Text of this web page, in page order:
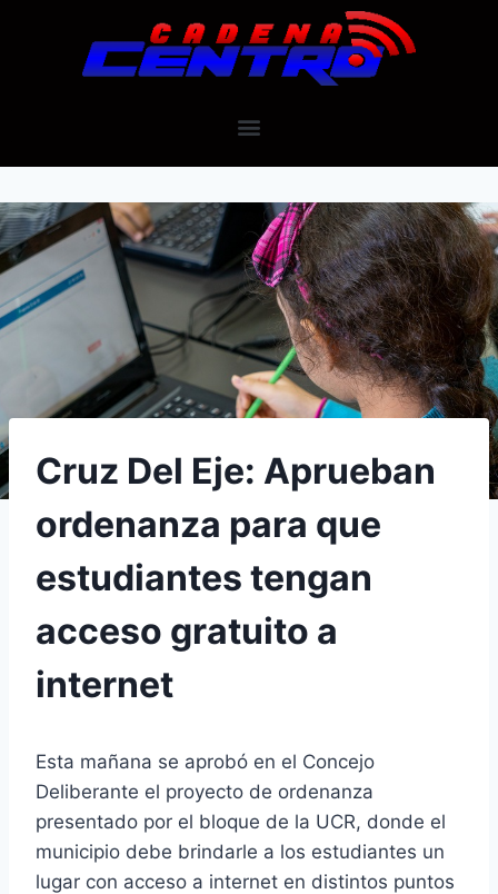
Cruz Del Eje: Aprueban
ordenanza para que
estudiantes tengan
acceso gratuito a
internet
Esta mañana se aprobó en el Concejo
Deliberante el proyecto de ordenanza
presentado por el bloque de la UCR, donde el
municipio debe brindarle a los estudiantes un
lugar con acceso a internet en distintos puntos